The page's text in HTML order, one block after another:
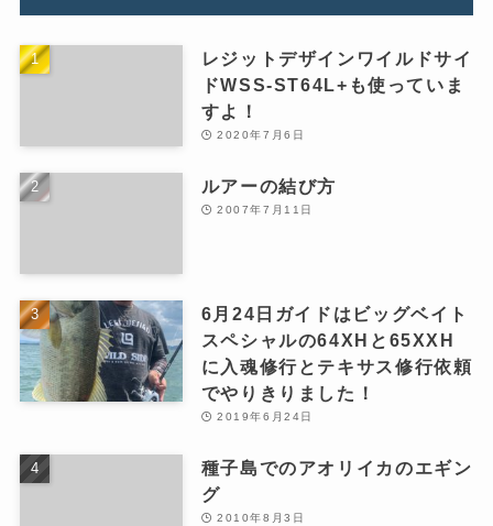
レジットデザインワイルドサイ
ドWSS-ST64L+も使っていま
すよ！
2020年7月6日
ルアーの結び方
2007年7月11日
6月24日ガイドはビッグベイト
スペシャルの64XHと65XXH
に入魂修行とテキサス修行依頼
でやりきりました！
2019年6月24日
種子島でのアオリイカのエギン
グ
2010年8月3日